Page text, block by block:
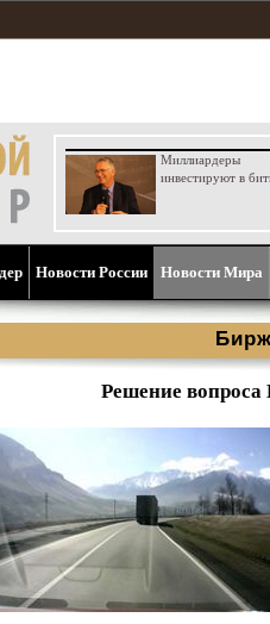
Миллиардеры
инвестируют в
Новости России Новости Мира
Решение вопроса